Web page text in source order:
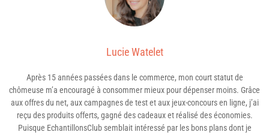
Lucie Watelet
Après 15 années passées dans le commerce, mon court statut de
chômeuse m’a encouragé à consommer mieux pour dépenser moins. Grâce
aux offres du net, aux campagnes de test et aux jeux-concours en ligne, j’ai
reçu des produits offerts, gagné des cadeaux et réalisé des économies.
Puisque EchantillonsClub semblait intéressé par les bons plans dont je